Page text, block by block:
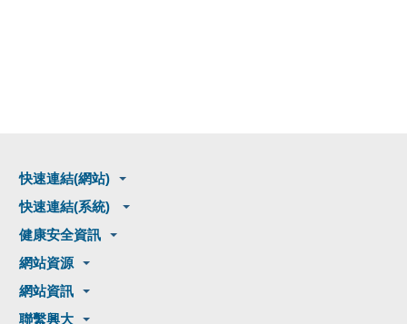
快速連結(網站)
快速連結(系統)
健康安全資訊
網站資源
網站資訊
聯繫興大